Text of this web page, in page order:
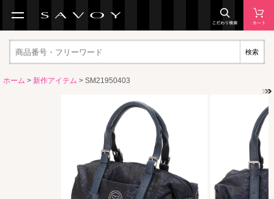
検索
ホーム > 新作アイテム > SM21950403